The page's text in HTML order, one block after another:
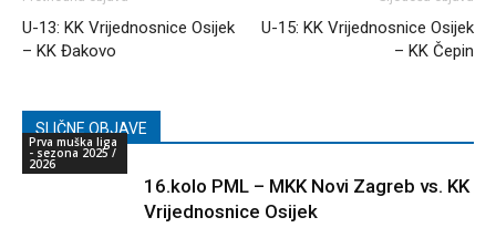
U-13: KK Vrijednosnice Osijek
– KK Đakovo
U-15: KK Vrijednosnice Osijek
– KK Čepin
SLIČNE OBJAVE
Prva muška liga
- sezona 2025 /
2026
16.kolo PML – MKK Novi Zagreb vs. KK
Vrijednosnice Osijek